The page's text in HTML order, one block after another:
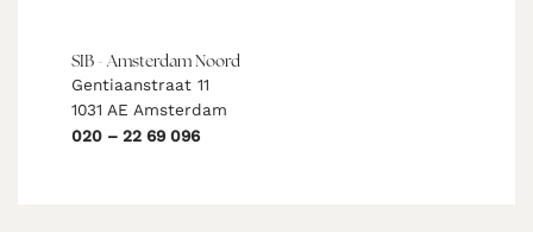
SIB - Amsterdam Noord
Gentiaanstraat 11
1031 AE Amsterdam
020 – 22 69 096